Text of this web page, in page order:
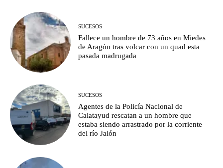
SUCESOS
Fallece un hombre de 73 años en Miedes
de Aragón tras volcar con un quad esta
pasada madrugada
SUCESOS
Agentes de la Policía Nacional de
Calatayud rescatan a un hombre que
estaba siendo arrastrado por la corriente
del río Jalón